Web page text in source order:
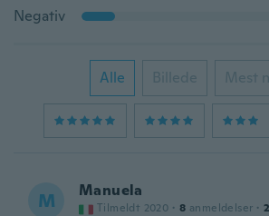
Negativ
Alle Billede Mest
M Manuela
Tilmeldt 2020 · 8 anmeldelser · 2